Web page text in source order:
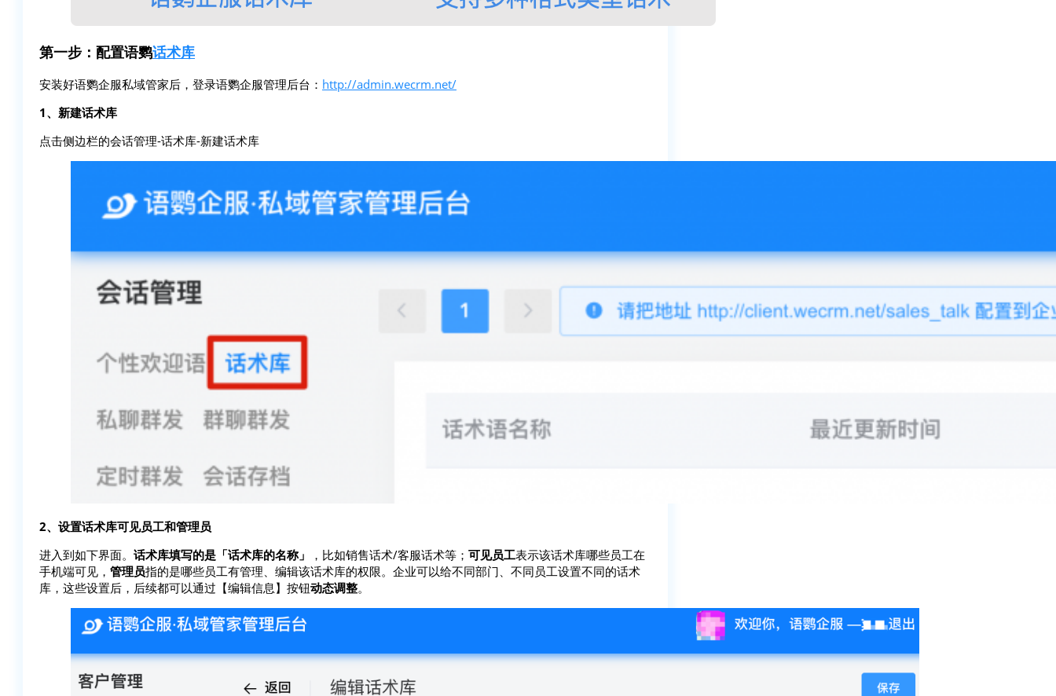
第一步：配置语鹦话术库
安装好语鹦企服私域管家后，登录语鹦企服管理后台： http://admin.wecrm.net/
1、新建话术库
点击侧边栏的会话管理-话术库-新建话术库
2、设置话术库可见员工和管理员
进入到如下界面。 话术库填写的是「话术库的名称」 ，比如销售话术/客服话术等； 可见员工表示该话术库哪些员工在
手机端可见， 管理员指的是哪些员工有管理、编辑该话术库的权限。企业可以给不同部门、不同员工设置不同的话术
库，这些设置后，后续都可以通过【编辑信息】按钮动态调整。